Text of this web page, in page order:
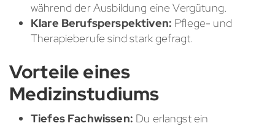
während der Ausbildung eine Vergütung.
Klare Berufsperspektiven: Pflege- und
Therapieberufe sind stark gefragt.
Vorteile eines
Medizinstudiums
Tiefes Fachwissen: Du erlangst ein